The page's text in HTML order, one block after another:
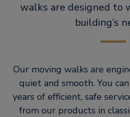
walks are designed to
building’s
Our moving walks are
quiet and smooth. You
years of efficient, safe
from our products in